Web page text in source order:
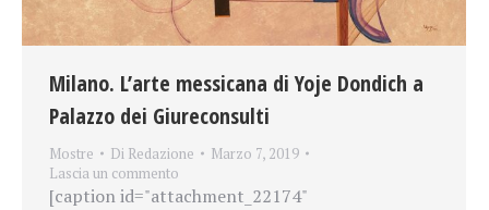
Milano. L’arte messicana di Yoje Dondich a
Palazzo dei Giureconsulti
Mostre Di Redazione
Marzo 7, 2019
Lascia un commento
[caption id="attachment_22174"